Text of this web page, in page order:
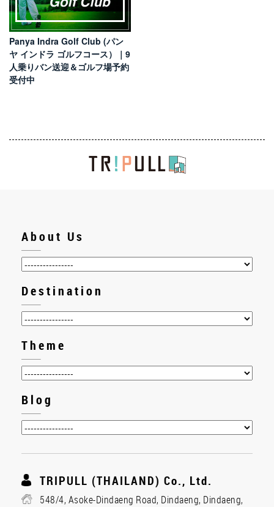
Panya Indra Golf Club (パン
ヤ インドラ ゴルフコース）｜9
人乗りバン送迎＆ゴルフ場予約
受付中
About Us
Destination
Theme
Blog
TRIPULL (THAILAND) Co., Ltd.
548/4, Asoke-Dindaeng Road, Dindaeng, Dindaeng,